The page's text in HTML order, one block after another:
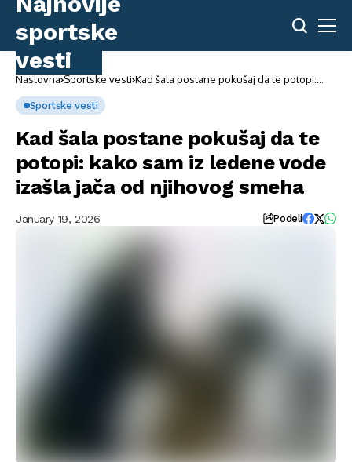
Naslovna Sportske vesti Kad šala postane pokušaj da te potopi:
Sportske vesti
Kad šala postane pokušaj da te
potopi: kako sam iz ledene vode
izašla jača od njihovog smeha
January 19, 2026 Podeli